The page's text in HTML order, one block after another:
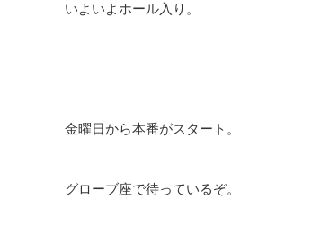
いよいよホール入り。
金曜日から本番がスタート。
グローブ座で待っているぞ。